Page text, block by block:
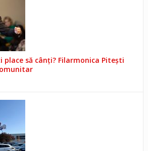
place să cânți? Filarmonica Pitești